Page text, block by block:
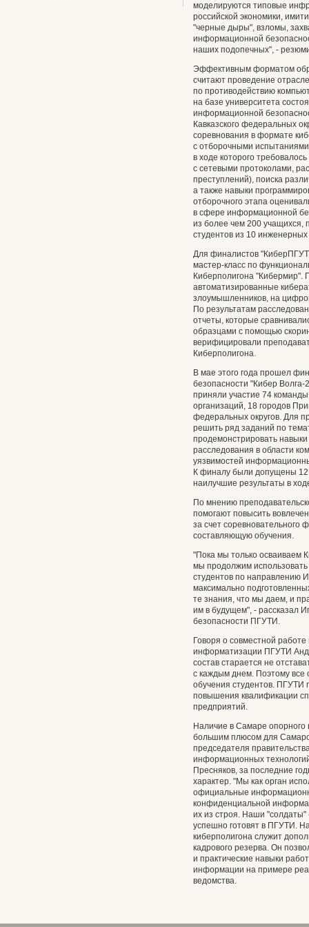
моделируются типовые
российской экономики,
"черные дыры", взломы,
информационной
наших подопечных", -
Эффективным форматом
считают проведение
по противодействию
на базе университета
информационной
Кавказского федеральных
соревнования в формате
с отборочными
в ходе которого
с сетевыми протоколами,
преступлений), поиска
а также навыки
отборочного этапа
в сфере информационной
из более чем 200 учащихся,
студентов из 10
Для финалистов
мастер-класс по
Киберполигона "Кибермир".
автоматизированные
злоумышленников, на
По результатам
отчеты, которые
образцами с помощью
верифицировали
Киберполигона.
В мае этого года прошел
безопасности "Кибер Волга-
приняли участие 74
организаций, 18 городов
федеральных округов. Для
решить ряд заданий по
продемонстрировать
расследования в области
уязвимостей
К финалу были допущены 12
наилучшие результаты в
По мнению
помогают повысить
за счет соревновательного
составляющую обучения.
"Пока мы только осваиваем
мы продолжим
студентов по направлению
максимально
те знания, что мы даем, и
им в будущем", - рассказал
безопасности ПГУТИ.
Говоря о совместной
информатизации ПГУТИ
состав старается не
с каждым днем. Поэтому все
обучения студентов. ПГУТИ
повышения квалификации
предприятий.
Наличие в Самаре опорного
большим плюсом для
председателя
информационных
Пресняков, за последние
характер. "Мы как орган
официальные
конфиденциальной
их из строя. Наши "солдаты"
успешно готовят в ПГУТИ.
киберполигона служит
кадрового резерва. Он
и практические навыки
информации на примере
ведомства.